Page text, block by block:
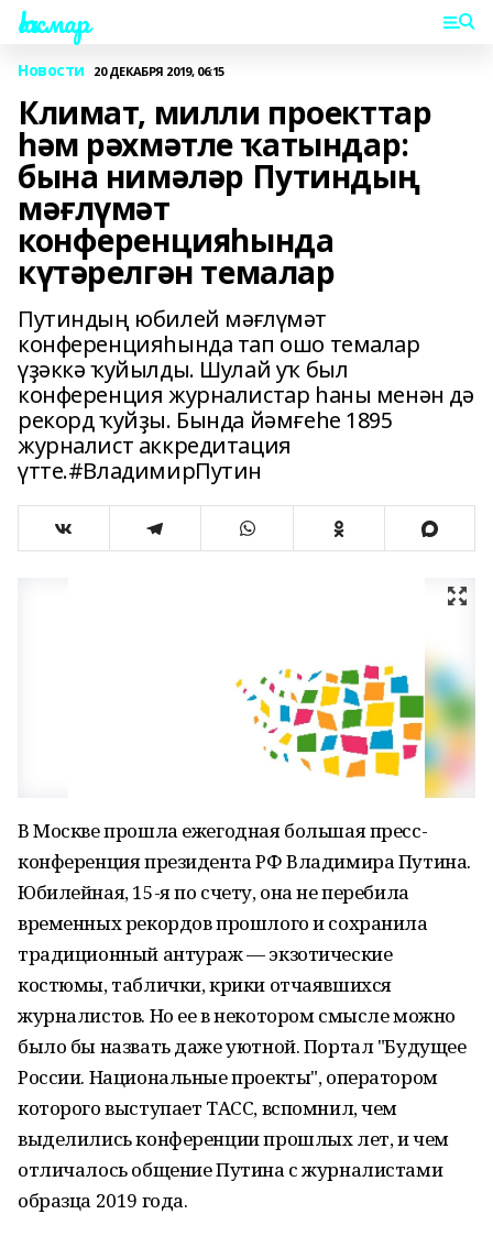
Һаҡмар
Новости 20 ДЕКАБРЯ 2019, 06:15
Климат, милли проекттар
һәм рәхмәтле ҡатындар:
бына нимәләр Путиндың
мәғлүмәт
конференцияһында
күтәрелгән темалар
Путиндың юбилей мәғлүмәт
конференцияһында тап ошо темалар
үҙәккә ҡуйылды. Шулай уҡ был
конференция журналистар һаны менән дә
рекорд ҡуйҙы. Бында йәмғеһе 1895
журналист аккредитация
үтте.#ВладимирПутин
В Москве прошла ежегодная большая пресс-
конференция президента РФ Владимира Путина.
Юбилейная, 15-я по счету, она не перебила
временных рекордов прошлого и сохранила
традиционный антураж — экзотические
костюмы, таблички, крики отчаявшихся
журналистов. Но ее в некотором смысле можно
было бы назвать даже уютной. Портал "Будущее
России. Национальные проекты", оператором
которого выступает ТАСС, вспомнил, чем
выделились конференции прошлых лет, и чем
отличалось общение Путина с журналистами
образца 2019 года.